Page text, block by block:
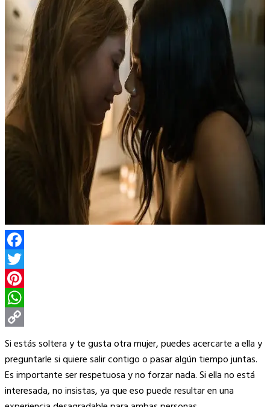
Facebook
Twitter
Pinterest
WhatsApp
Copy
Link
Si estás soltera y te gusta otra mujer, puedes acercarte a ella y
preguntarle si quiere salir contigo o pasar algún tiempo juntas.
Es importante ser respetuosa y no forzar nada. Si ella no está
interesada, no insistas, ya que eso puede resultar en una